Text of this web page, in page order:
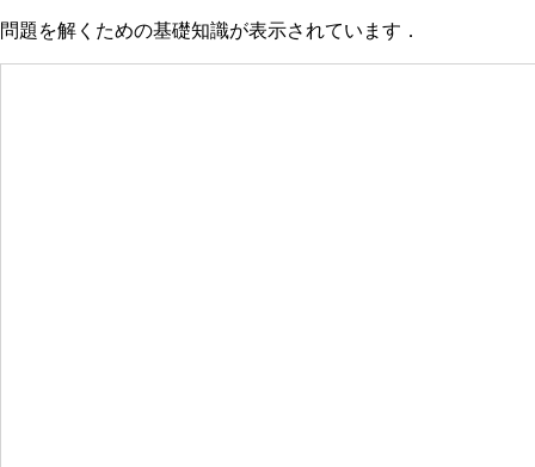
問題を解くための基礎知識が表示されています．